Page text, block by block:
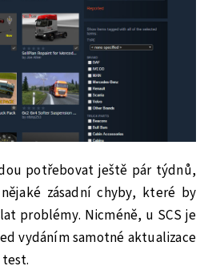
potřebovat ještě pár týdnů,
zásadní chyby, které by
problémy. Nicméně, u SCS je
vydáním samotné aktualizace